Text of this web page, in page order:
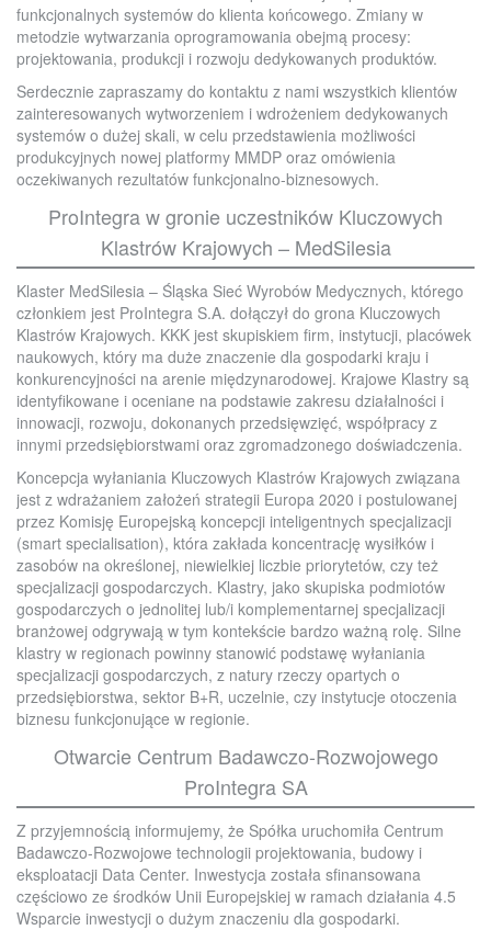
funkcjonalnych systemów do klienta końcowego. Zmiany w
metodzie wytwarzania oprogramowania obejmą procesy:
projektowania, produkcji i rozwoju dedykowanych produktów.
Serdecznie zapraszamy do kontaktu z nami wszystkich klientów
zainteresowanych wytworzeniem i wdrożeniem dedykowanych
systemów o dużej skali, w celu przedstawienia możliwości
produkcyjnych nowej platformy MMDP oraz omówienia
oczekiwanych rezultatów funkcjonalno-biznesowych.
ProIntegra w gronie uczestników Kluczowych
Klastrów Krajowych – MedSilesia
Klaster MedSilesia – Śląska Sieć Wyrobów Medycznych, którego
członkiem jest ProIntegra S.A. dołączył do grona Kluczowych
Klastrów Krajowych. KKK jest skupiskiem firm, instytucji, placówek
naukowych, który ma duże znaczenie dla gospodarki kraju i
konkurencyjności na arenie międzynarodowej. Krajowe Klastry są
identyfikowane i oceniane na podstawie zakresu działalności i
innowacji, rozwoju, dokonanych przedsięwzięć, współpracy z
innymi przedsiębiorstwami oraz zgromadzonego doświadczenia.
Koncepcja wyłaniania Kluczowych Klastrów Krajowych związana
jest z wdrażaniem założeń strategii Europa 2020 i postulowanej
przez Komisję Europejską koncepcji inteligentnych specjalizacji
(smart specialisation), która zakłada koncentrację wysiłków i
zasobów na określonej, niewielkiej liczbie priorytetów, czy też
specjalizacji gospodarczych. Klastry, jako skupiska podmiotów
gospodarczych o jednolitej lub/i komplementarnej specjalizacji
branżowej odgrywają w tym kontekście bardzo ważną rolę. Silne
klastry w regionach powinny stanowić podstawę wyłaniania
specjalizacji gospodarczych, z natury rzeczy opartych o
przedsiębiorstwa, sektor B+R, uczelnie, czy instytucje otoczenia
biznesu funkcjonujące w regionie.
Otwarcie Centrum Badawczo-Rozwojowego
ProIntegra SA
Z przyjemnością informujemy, że Spółka uruchomiła Centrum
Badawczo-Rozwojowe technologii projektowania, budowy i
eksploatacji Data Center. Inwestycja została sfinansowana
częściowo ze środków Unii Europejskiej w ramach działania 4.5
Wsparcie inwestycji o dużym znaczeniu dla gospodarki.